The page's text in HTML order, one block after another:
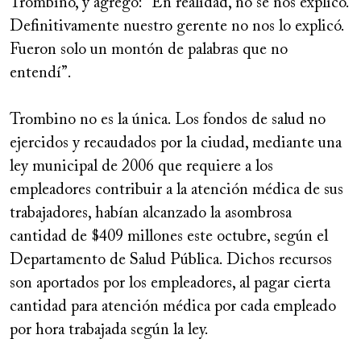
Definitivamente nuestro gerente no nos lo explicó.
Fueron solo un montón de palabras que no
entendí”.
Trombino no es la única. Los fondos de salud no
ejercidos y recaudados por la ciudad, mediante una
ley municipal de 2006 que requiere a los
empleadores contribuir a la atención médica de sus
trabajadores, habían alcanzado la asombrosa
cantidad de $409 millones este octubre, según el
Departamento de Salud Pública. Dichos recursos
son aportados por los empleadores, al pagar cierta
cantidad para atención médica por cada empleado
por hora trabajada según la ley.